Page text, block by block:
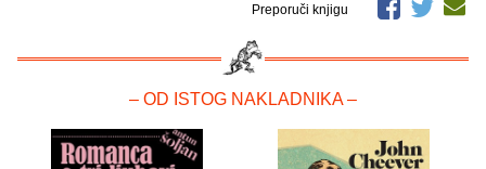
Preporuči knjigu
– OD ISTOG NAKLADNIKA –